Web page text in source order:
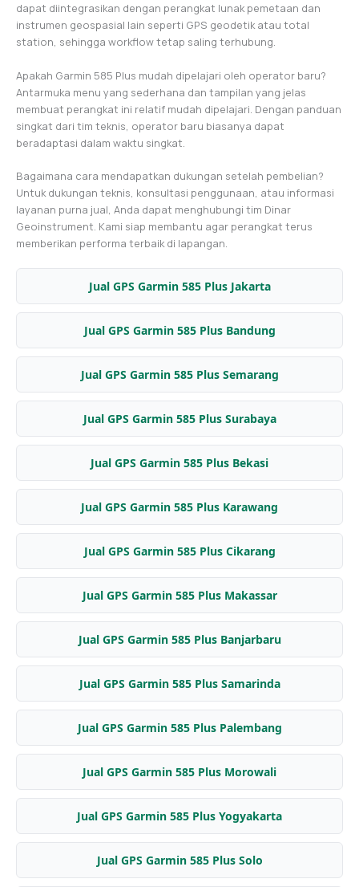
dapat diintegrasikan dengan perangkat lunak pemetaan dan
instrumen geospasial lain seperti GPS geodetik atau total
station, sehingga workflow tetap saling terhubung.
Apakah Garmin 585 Plus mudah dipelajari oleh operator baru?
Antarmuka menu yang sederhana dan tampilan yang jelas
membuat perangkat ini relatif mudah dipelajari. Dengan panduan
singkat dari tim teknis, operator baru biasanya dapat
beradaptasi dalam waktu singkat.
Bagaimana cara mendapatkan dukungan setelah pembelian?
Untuk dukungan teknis, konsultasi penggunaan, atau informasi
layanan purna jual, Anda dapat menghubungi tim Dinar
Geoinstrument. Kami siap membantu agar perangkat terus
memberikan performa terbaik di lapangan.
Jual GPS Garmin 585 Plus Jakarta
Jual GPS Garmin 585 Plus Bandung
Jual GPS Garmin 585 Plus Semarang
Jual GPS Garmin 585 Plus Surabaya
Jual GPS Garmin 585 Plus Bekasi
Jual GPS Garmin 585 Plus Karawang
Jual GPS Garmin 585 Plus Cikarang
Jual GPS Garmin 585 Plus Makassar
Jual GPS Garmin 585 Plus Banjarbaru
Jual GPS Garmin 585 Plus Samarinda
Jual GPS Garmin 585 Plus Palembang
Jual GPS Garmin 585 Plus Morowali
Jual GPS Garmin 585 Plus Yogyakarta
Jual GPS Garmin 585 Plus Solo